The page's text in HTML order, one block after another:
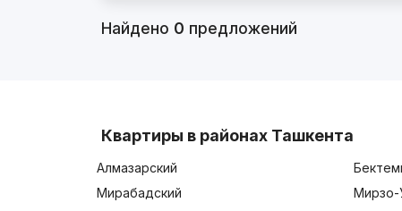
Найдено 0 предложений
Квартиры в районах Ташкента
Алмазарский
Мирабадский
Мирзо-